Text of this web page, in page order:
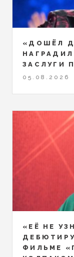
«ДОШЁЛ
ЗАСЛУГИ
05.08.2026
«ЕЁ НЕ
ФИЛЬМЕ